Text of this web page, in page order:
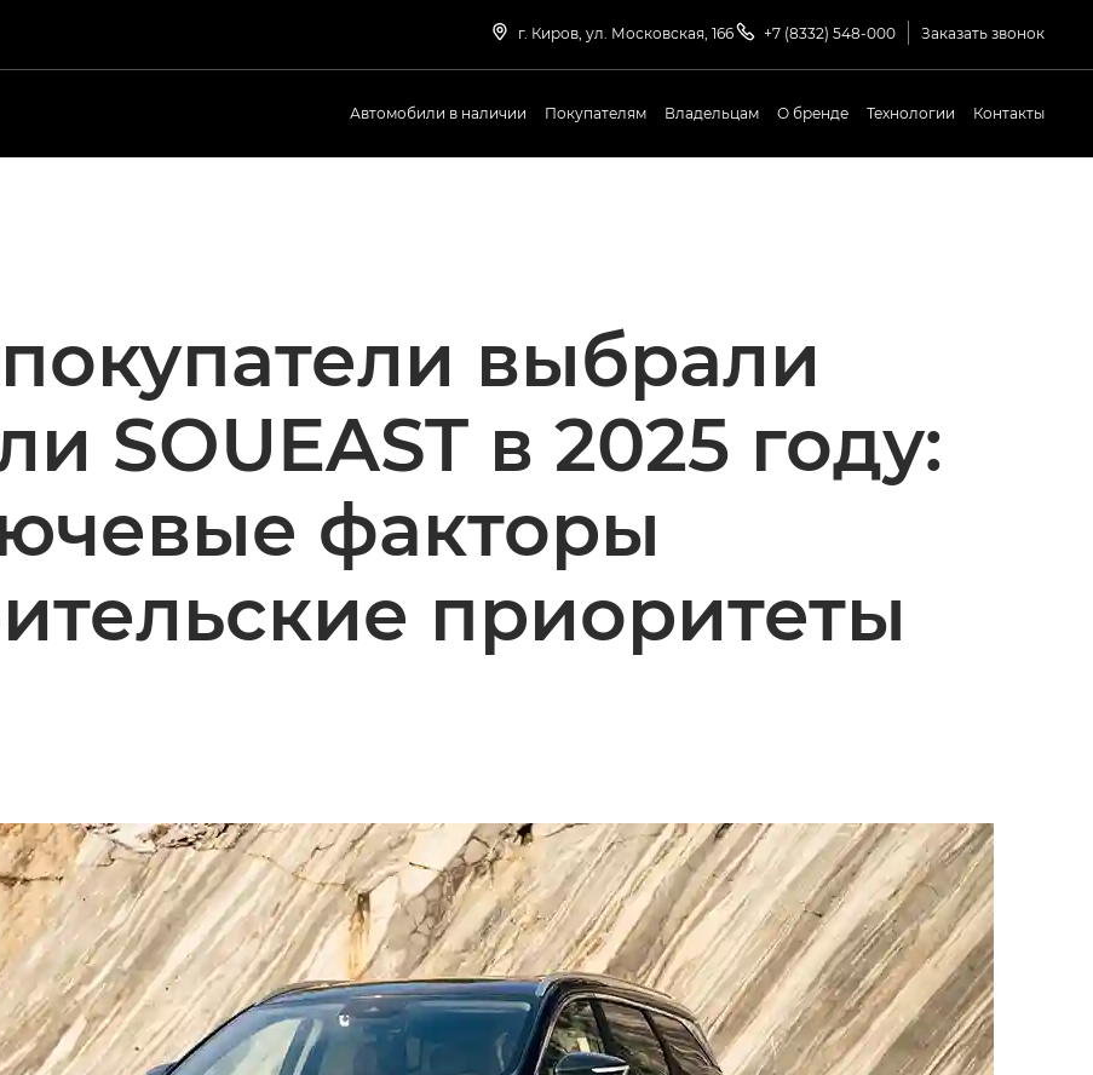
г. Киров, ул. Московская, 166 +7 (8332) 548-000 Заказать звонок
Автомобили в наличии Покупателям Владельцам О бренде Технологии Контакты
выбрали
SOUEAST в 2025 году:
факторы
приоритеты